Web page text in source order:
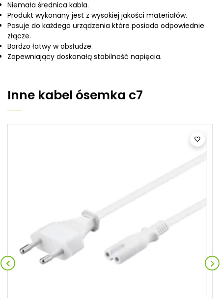
Niemała średnica kabla.
Produkt wykonany jest z wysokiej jakości materiałów.
Pasuje do każdego urządzenia które posiada odpowiednie
złącze.
Bardzo łatwy w obsłudze.
Zapewniający doskonałą stabilność napięcia.
Inne kabel ósemka c7


